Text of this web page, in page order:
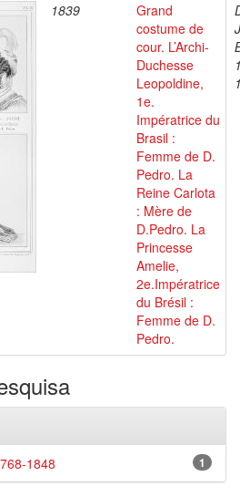
1839
Grand
costume de
cour. L’Archi-
Duchesse
Leopoldine,
1e.
Impératrice du
Brasil :
Femme de D.
Pedro. La
Reine Carlota
: Mère de
D.Pedro. La
Princesse
Amelie,
2e.Impératrice
du Brésil :
Femme de D.
Pedro.
1
1848